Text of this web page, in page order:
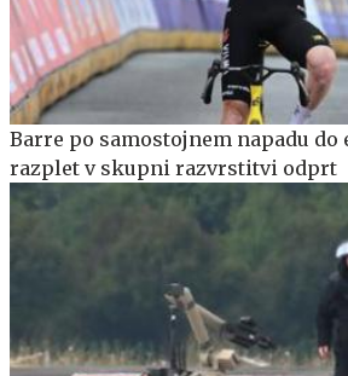
Barre po samostojnem napadu do
razplet v skupni razvrstitvi odprt